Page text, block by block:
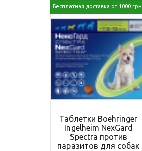
Бесплатная доставка от 1000 грн
Таблетки Boehringer
Ingelheim NexGard
Spectra против
паразитов для собак